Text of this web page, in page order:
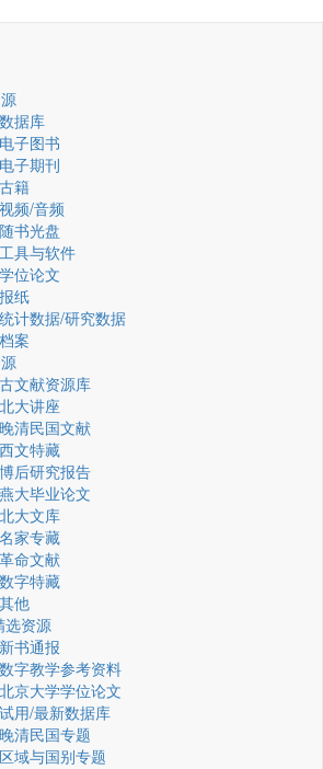
数据库
电子图书
电子期刊
古籍
视频/音频
随书光盘
工具与软件
学位论文
报纸
统计数据/研究数据
档案
古文献资源库
北大讲座
晚清民国文献
西文特藏
博后研究报告
燕大毕业论文
北大文库
名家专藏
革命文献
数字特藏
其他
选资源
新书通报
数字教学参考资料
北京大学学位论文
试用/最新数据库
晚清民国专题
区域与国别专题